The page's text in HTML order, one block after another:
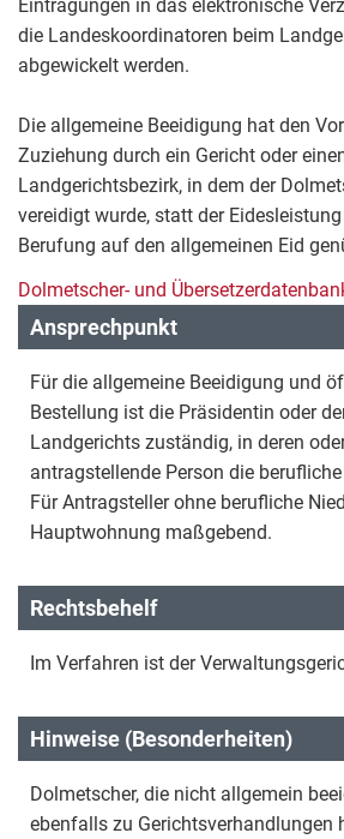
Eintragungen in das elektronische
die Landeskoordinatoren beim
abgewickelt werden.
Die allgemeine Beeidigung hat den
Zuziehung durch ein Gericht oder
Landgerichtsbezirk, in dem der
vereidigt wurde, statt der
Berufung auf den allgemeinen Eid
Dolmetscher- und
Ansprechpunkt
Für die allgemeine Beeidigung und
Bestellung ist die Präsidentin oder
Landgerichts zuständig, in deren
antragstellende Person die
Für Antragsteller ohne berufliche
Hauptwohnung maßgebend.
Rechtsbehelf
Im Verfahren ist der
Hinweise (Besonderheiten)
Dolmetscher, die nicht allgemein
ebenfalls zu Gerichtsverhandlungen